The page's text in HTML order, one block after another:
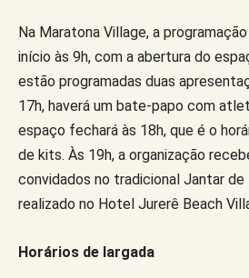
Na Maratona Village, a
início às 9h, com a abertura do
estão programadas duas
17h, haverá um bate-papo com
espaço fechará às 18h, que é o
de kits. Às 19h, a organização
convidados no tradicional Jantar de
realizado no Hotel Jurerê Beach
Horários de largada